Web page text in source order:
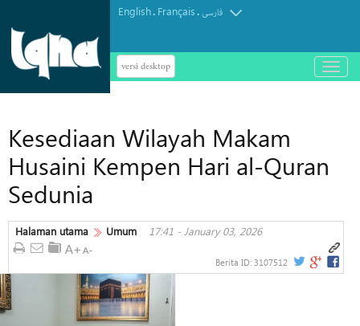
English. Français.فارسی
versi desktop
باز
و
Kesediaan Wilayah Makam
Husaini Kempen Hari al-Quran
Sedunia
Halaman utama Umum 17:41 - January 03, 2026
Berita ID: 3107512